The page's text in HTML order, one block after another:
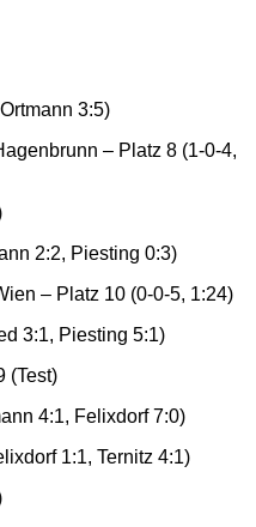
3:5)
– Platz 8 (1-0-4,
2:2, Piesting 0:3)
– Platz 10 (0-0-5, 1:24)
3:1, Piesting 5:1)
(Test)
4:1, Felixdorf 7:0)
1:1, Ternitz 4:1)